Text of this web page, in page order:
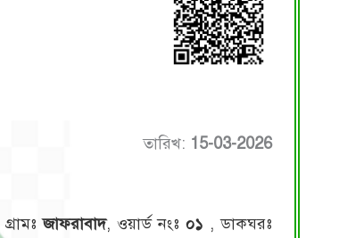
তারিখ: 15-03-2026
জাফরাবাদ, ওয়ার্ড নংঃ ০১ , ডাকঘরঃ